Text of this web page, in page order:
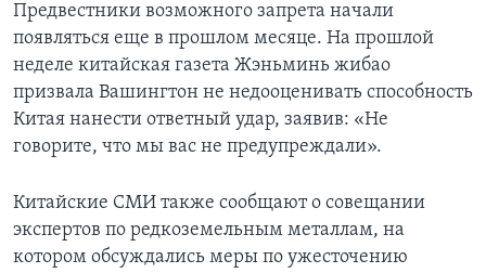
Предвестники возможного запрета начали
появляться еще в прошлом месяце. На прошлой
неделе китайская газета Жэньминь жибао
призвала Вашингтон не недооценивать способность
Китая нанести ответный удар, заявив: «Не
говорите, что мы вас не предупреждали».
Китайские СМИ также сообщают о совещании
экспертов по редкоземельным металлам, на
котором обсуждались меры по ужесточению